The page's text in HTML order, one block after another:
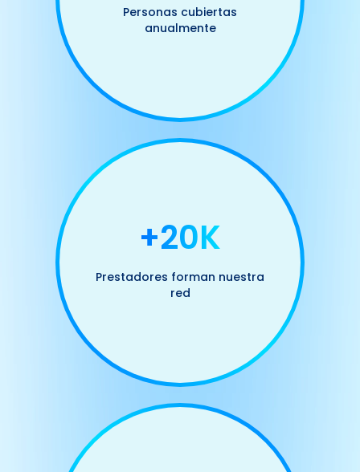
Personas cubiertas
anualmente
+20K
Prestadores forman nuestra
red